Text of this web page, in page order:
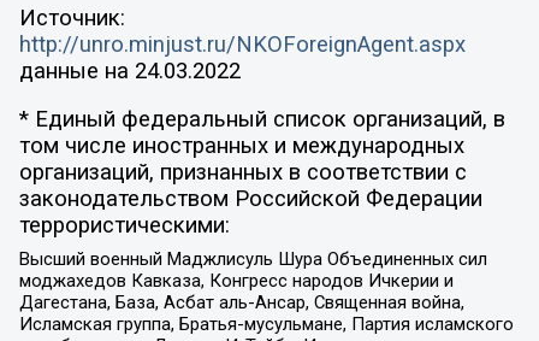
Источник:
http://unro.minjust.ru/NKOForeignAgent.aspx
данные на 24.03.2022
* Единый федеральный список организаций, в
том числе иностранных и международных
организаций, признанных в соответствии с
законодательством Российской Федерации
террористическими:
Высший военный Маджлисуль Шура Объединенных сил
моджахедов Кавказа, Конгресс народов Ичкерии и
Дагестана, База, Асбат аль-Ансар, Священная война,
Исламская группа, Братья-мусульмане, Партия исламского